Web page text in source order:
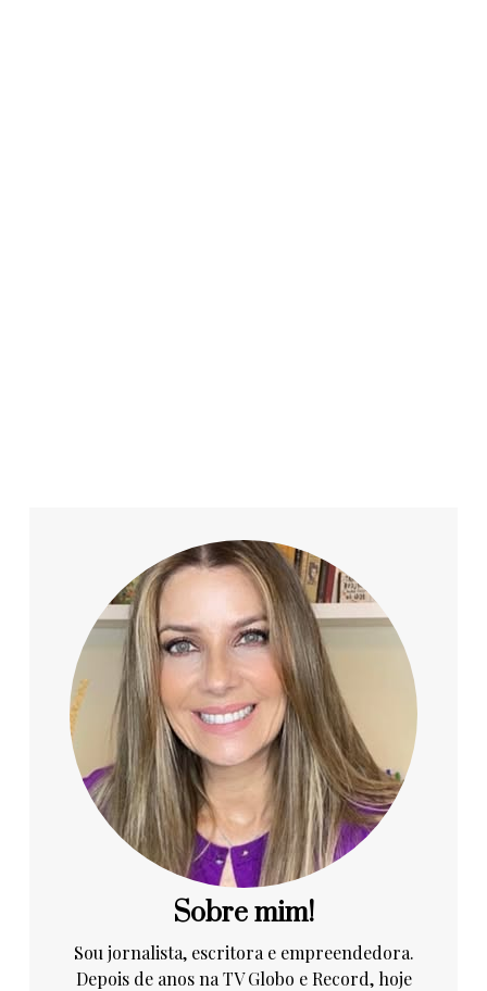
Sobre mim!
Sou jornalista, escritora e empreendedora.
Depois de anos na TV Globo e Record, hoje